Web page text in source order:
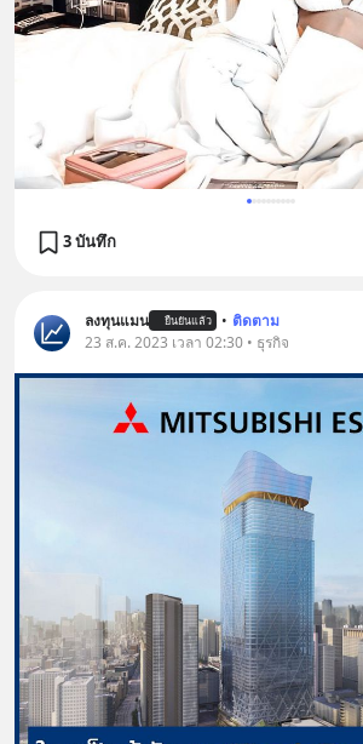
3 บันทึก
ลงทุนแมน ยืนยันแล้ว • ติดตาม
23 ส.ค. 2023 เวลา 02:30 • ธุรกิจ